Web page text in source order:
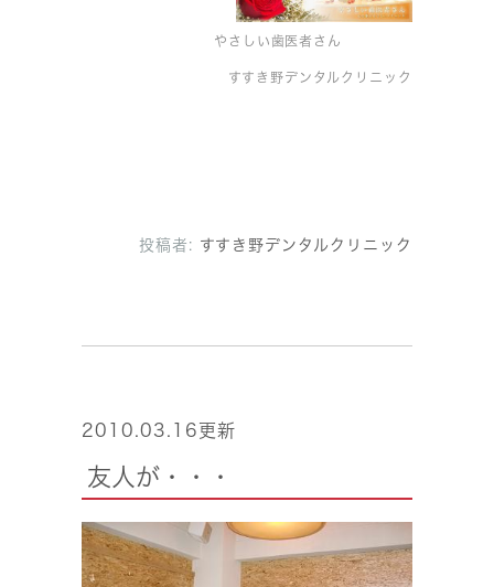
やさしい歯医者さん
すすき野デンタルクリニック
投稿者: すすき野デンタルクリニック
2010.03.16更新
友人が・・・